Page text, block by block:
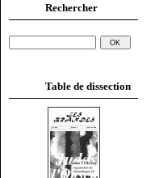
Rechercher
Table de dissection